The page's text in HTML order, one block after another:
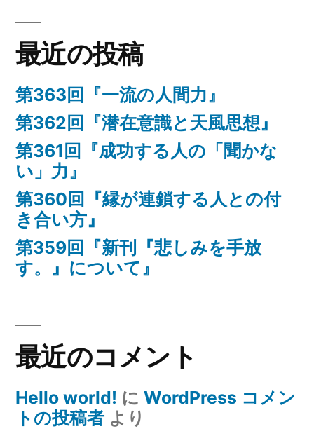
最近の投稿
第363回『一流の人間力』
第362回『潜在意識と天風思想』
第361回『成功する人の「聞かな
い」力』
第360回『縁が連鎖する人との付
き合い方』
第359回『新刊『悲しみを手放
す。』について』
最近のコメント
Hello world! に WordPress コメン
トの投稿者 より